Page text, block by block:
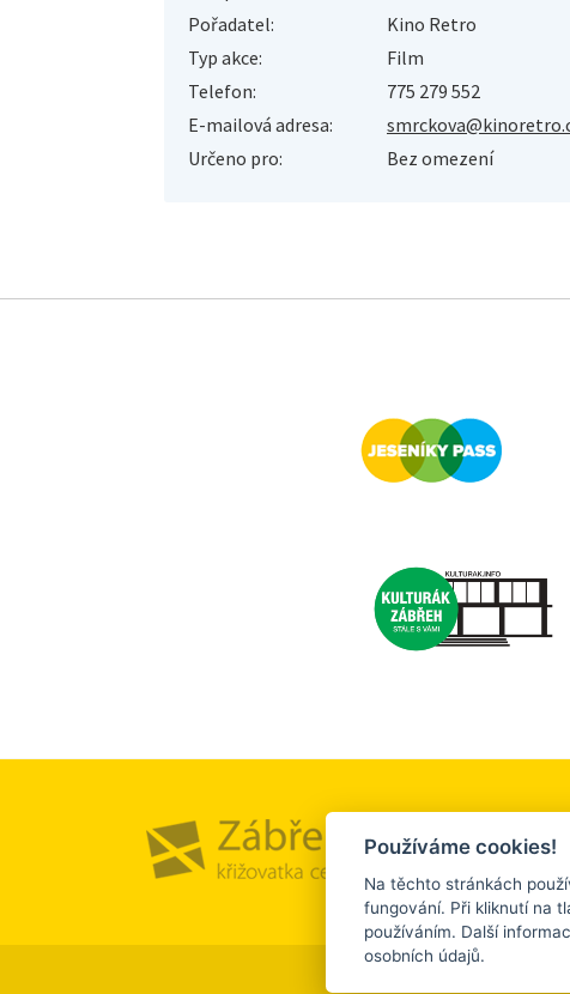
Pořadatel:
Kino Retro
Typ akce:
Film
Telefon:
775 279 552
E-mailová adresa:
Určeno pro:
Bez omezení
Město a okolí
Používáme cookies!
Na těchto stránkách
fungování. Při kliknutí na
používáním. Další
osobních údajů.